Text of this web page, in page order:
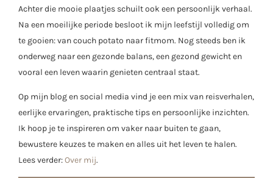
Achter die mooie plaatjes schuilt ook een persoonlijk verhaal.
Na een moeilijke periode besloot ik mijn leefstijl volledig om
te gooien: van couch potato naar fitmom. Nog steeds ben ik
onderweg naar een gezonde balans, een gezond gewicht en
vooral een leven waarin genieten centraal staat.
Op mijn blog en social media vind je een mix van reisverhalen,
eerlijke ervaringen, praktische tips en persoonlijke inzichten.
Ik hoop je te inspireren om vaker naar buiten te gaan,
bewustere keuzes te maken en alles uit het leven te halen.
Lees verder:Over mij.